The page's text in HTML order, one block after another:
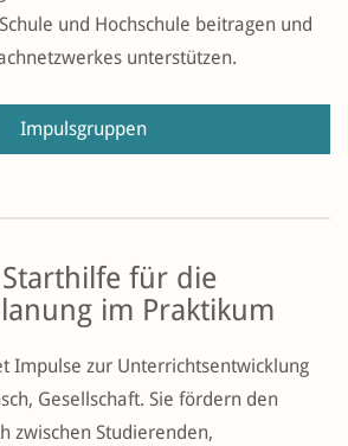
und Hochschule beitragen und
unterstützen.
Impulsgruppen
für die
im Praktikum
Impulse zur Unterrichtsentwicklung
Gesellschaft. Sie fördern den
zwischen Studierenden,